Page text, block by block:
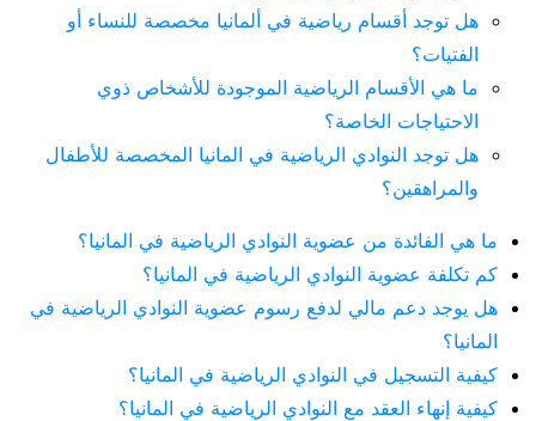
هل توجد أقسام رياضية في ألمانيا مخصصة للنساء أو
الفتيات؟
ما هي الأقسام الرياضية الموجودة للأشخاص ذوي
الاحتياجات الخاصة؟
هل توجد النوادي الرياضية في المانيا المخصصة للأطفال
والمراهقين؟
ما هي الفائدة من عضوية النوادي الرياضية في المانيا؟
كم تكلفة عضوية النوادي الرياضية في المانيا؟
هل يوجد دعم مالي لدفع رسوم عضوية النوادي الرياضية في
المانيا؟
كيفية التسجيل في النوادي الرياضية في المانيا؟
كيفية إنهاء العقد مع النوادي الرياضية في المانيا؟